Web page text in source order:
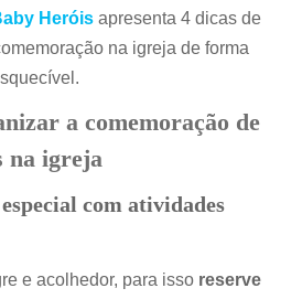
Heróis apresenta 4 dicas de
na igreja de forma
a comemoração de
na igreja
com atividades
e acolhedor, para isso reserve